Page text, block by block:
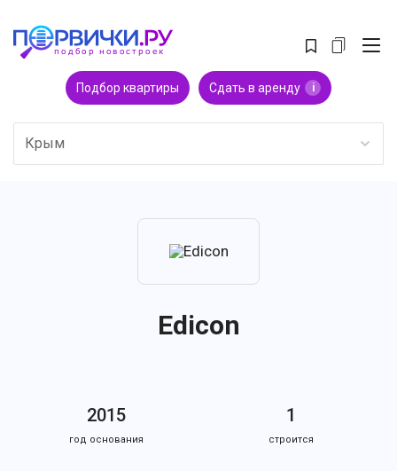
Подбор квартиры Сдать в аренду i
Крым
Edicon
2015
год основания
1
строится